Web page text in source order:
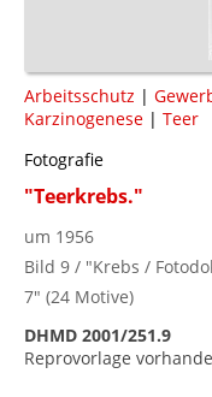
Arbeitsschutz |
Karzinogenese | Teer
Fotografie
"Teerkrebs."
um 1956
Bild 9 / "Krebs /
7" (24 Motive)
DHMD 2001/251.9
Reprovorlage